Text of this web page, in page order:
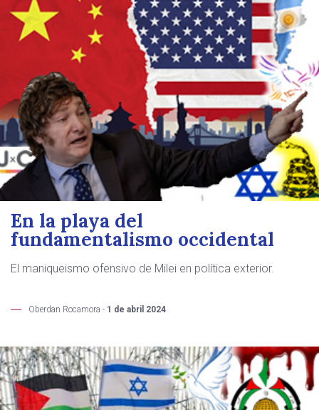
En la playa del
fundamentalismo occidental
El maniqueismo ofensivo de Milei en política exterior.
Oberdan Rocamora - 1 de abril 2024